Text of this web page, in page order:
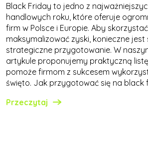
Black Friday to jedno z
handlowych roku, które oferuje
firm w Polsce i Europie. Aby
maksymalizować zyski, konieczne jest
strategiczne przygotowanie. W
artykule proponujemy praktyczną
pomoże firmom z sukcesem
święto. Jak przygotować się na black
Przeczytaj